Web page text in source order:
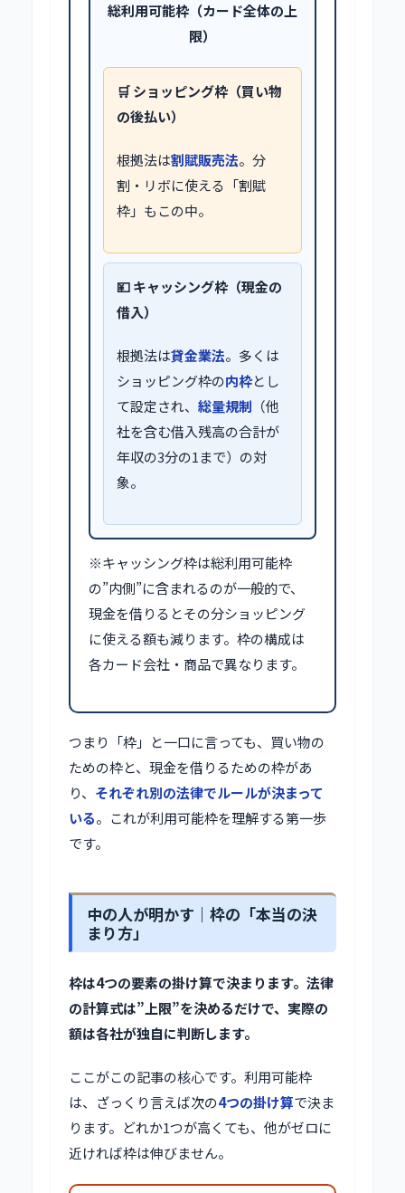
総利用可能枠（カード全体の上
限）
🛒 ショッピング枠（買い物
の後払い）
根拠法は割賦販売法。分
割・リボに使える「割賦
枠」もこの中。
💴 キャッシング枠（現金の
借入）
根拠法は貸金業法。多くは
ショッピング枠の内枠とし
て設定され、 総量規制 （他
社を含む借入残高の合計が
年収の3分の1まで）の対
象。
※キャッシング枠は総利用可能枠
の”内側”に含まれるのが一般的で、
現金を借りるとその分ショッピング
に使える額も減ります。枠の構成は
各カード会社・商品で異なります。
つまり「枠」と一口に言っても、買い物の
ための枠と、現金を借りるための枠があ
り、 それぞれ別の法律でルールが決まって
いる。これが利用可能枠を理解する第一歩
です。
中の人が明かす｜枠の「本当の決
まり方」
枠は4つの要素の掛け算で決まります。法律
の計算式は”上限”を決めるだけで、実際の
額は各社が独自に判断します。
ここがこの記事の核心です。利用可能枠
は、ざっくり言えば次の4つの掛け算で決ま
ります。どれか1つが高くても、他がゼロに
近ければ枠は伸びません。